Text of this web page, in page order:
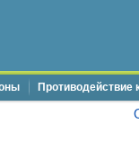
Противодействие